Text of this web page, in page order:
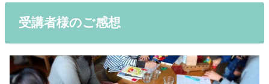
受講者様のご感想